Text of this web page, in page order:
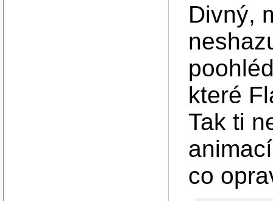
Divný,
které
Tak ti
co